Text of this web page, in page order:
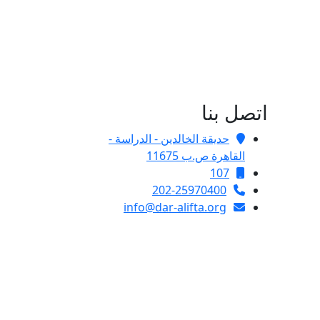
اتصل بنا
حديقة الخالدين - الدراسة -
القاهرة ص.ب 11675
107
202-25970400
info@dar-alifta.org